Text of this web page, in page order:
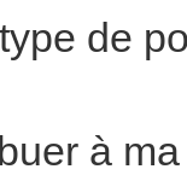
de
à